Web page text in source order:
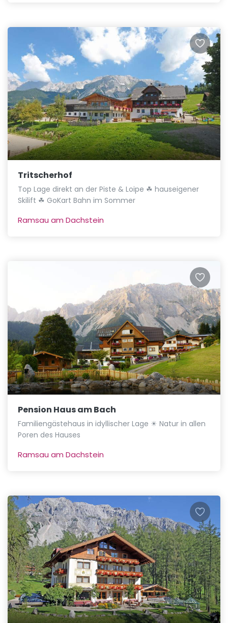
Tritscherhof
Top Lage direkt an der Piste & Loipe ☘ hauseigener
Skilift ☘ GoKart Bahn im Sommer
Ramsau am Dachstein
Pension Haus am Bach
Familiengästehaus in idyllischer Lage ☀ Natur in allen
Poren des Hauses
Ramsau am Dachstein